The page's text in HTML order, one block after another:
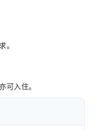
。
可入住。